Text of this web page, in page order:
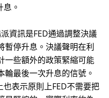
。
資訊是FED通過調整決議
暫停升息。決議聲明在利
一些額外的政策緊縮可能
最後一次升息的信號。
表示原則上FED不需要把